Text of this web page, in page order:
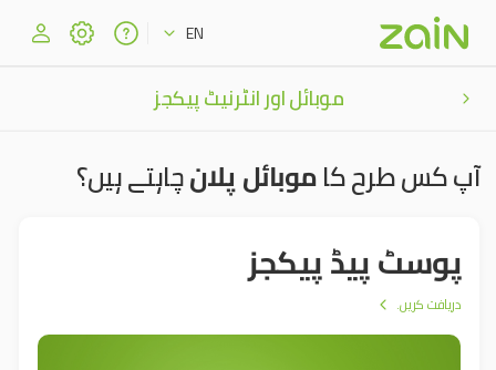
EN
موبائل اور انٹرنیٹ پیکجز
آپ کس طرح کاموبائل پلانچاہتے ہیں؟
پوسٹ پیڈ پیکجز
دریافت کریں۔